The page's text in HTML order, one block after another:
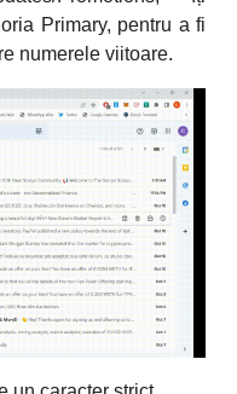
Primary, pentru a fi
numerele viitoare.